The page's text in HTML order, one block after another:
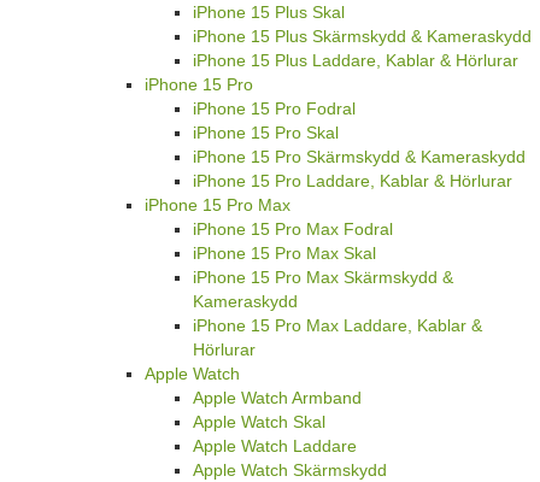
iPhone 15 Plus Skal
iPhone 15 Plus Skärmskydd & Kameraskydd
iPhone 15 Plus Laddare, Kablar & Hörlurar
iPhone 15 Pro
iPhone 15 Pro Fodral
iPhone 15 Pro Skal
iPhone 15 Pro Skärmskydd & Kameraskydd
iPhone 15 Pro Laddare, Kablar & Hörlurar
iPhone 15 Pro Max
iPhone 15 Pro Max Fodral
iPhone 15 Pro Max Skal
iPhone 15 Pro Max Skärmskydd &
Kameraskydd
iPhone 15 Pro Max Laddare, Kablar &
Hörlurar
Apple Watch
Apple Watch Armband
Apple Watch Skal
Apple Watch Laddare
Apple Watch Skärmskydd